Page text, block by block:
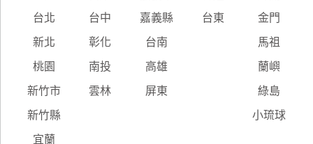
台北 台中 嘉義縣 台東 金門
新北 彰化 台南 馬祖
桃園 南投 高雄 蘭嶼
新竹市 雲林 屏東 綠島
新竹縣 小琉球
宜蘭